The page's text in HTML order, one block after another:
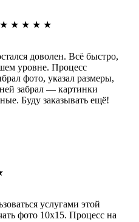
★ ★ ★ ★ ★
доволен. Всё быстро,
уровне. Процесс
фото, указал размеры,
забрал — картинки
Буду заказывать ещё!
услугами этой
фото 10х15. Процесс на